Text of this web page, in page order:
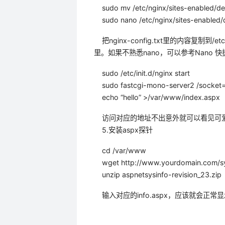
sudo mv /etc/nginx/sites-enabled/
sudo nano /etc/nginx/sites-enabled/
把nginx-config.txt里的内容复制到/
里。如果不熟悉nano，可以参考Nano
sudo /etc/init.d/nginx start
sudo fastcgi-mono-server2 /
echo “hello” >/var/www/index.aspx
访问对应的地址不出意外就可以看见可
5.安装aspx探针
cd /var/www
wget http://www.yourdomain.com/
unzip aspnetsysinfo-revision_23.zip
输入对应的info.aspx，应该就会正常显